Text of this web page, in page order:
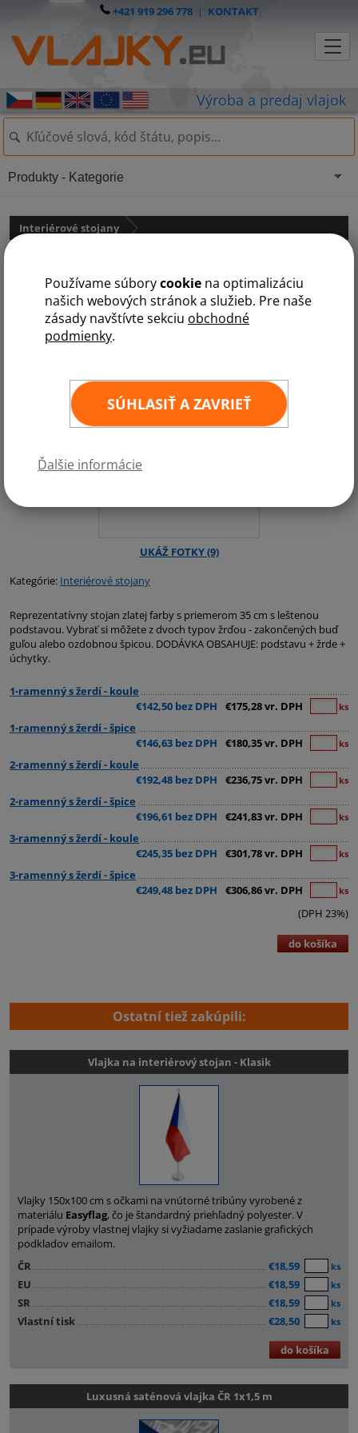
Používame súborycookie na optimalizáciu
našich webových stránok a služieb. Pre naše
zásady navštívte sekciu obchodné
podmienky.
SÚHLASIŤ A ZAVRIEŤ
Ďalšie informácie
+421 919 296 778| KONTAKT
Interiérové stojany
ZLATÝ leštený
Kategórie: Interiérové stojany
Reprezentatívny stojan zlatej farby s priemerom 35 cm s leštenou
podstavou. Vybrať si môžete z dvoch typov žrďou - zakončených buď
guľou alebo ozdobnou špicou. DODÁVKA OBSAHUJE: podstavu + žrde +
úchytky.
1-ramenný s žerdí - koule
€142,50 bez DPH
€175,28 vr. DPH ks
1-ramenný s žerdí - špice
€146,63 bez DPH
€180,35 vr. DPH ks
2-ramenný s žerdí - koule
€192,48 bez DPH
€236,75 vr. DPH ks
2-ramenný s žerdí - špice
€196,61 bez DPH
€241,83 vr. DPH ks
3-ramenný s žerdí - koule
€245,35 bez DPH
€301,78 vr. DPH ks
3-ramenný s žerdí - špice
€249,48 bez DPH
€306,86 vr. DPH ks
(DPH 23%)
do košíka
Ostatní tiež zakúpili:
Vlajka na interiérový stojan - Klasik
Vlajky 150x100 cm s očkami na vnútorné tribúny vyrobené z
materiálu Easyflag, čo je štandardný priehľadný polyester. V
prípade výroby vlastnej vlajky si vyžiadame zaslanie grafických
podkladov emailom.
ČR
€18,59 ks
EU €18,59 ks
SR €18,59 ks
Vlastní tisk €28,50 ks
do košíka
Luxusná saténová vlajka ČR 1x1,5 m
Produkty - Kategorie